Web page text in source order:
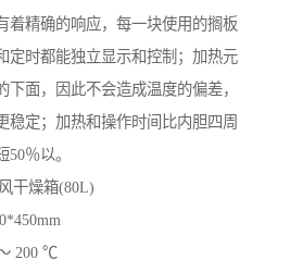
着精确的响应，每一块使用的搁板
定时都能独立显示和控制；加热元
下面，因此不会造成温度的偏差，
稳定；加热和操作时间比内胆四周
％以。
干燥箱(80L)
200 ℃